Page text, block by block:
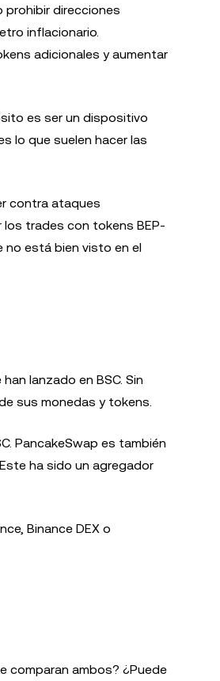
prohibir direcciones
inflacionario.
adicionales y aumentar
es ser un dispositivo
lo que suelen hacer las
contra ataques
trades con tokens BEP-
no está bien visto en el
lanzado en BSC. Sin
sus monedas y tokens.
PancakeSwap es también
ha sido un agregador
Binance DEX o
comparan ambos? ¿Puede